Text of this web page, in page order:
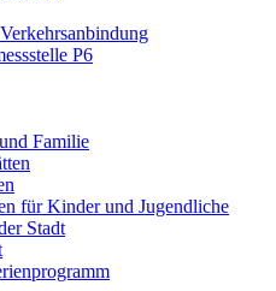
P6
Familie
für Kinder und Jugendliche
Stadt